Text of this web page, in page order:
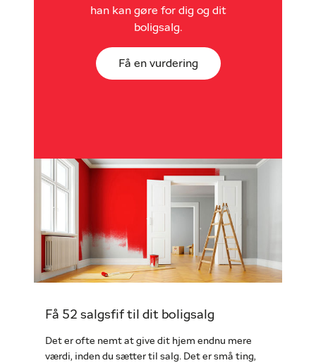
han kan gøre for dig og dit
boligsalg.
Få en vurdering
Få 52 salgsfif til dit boligsalg
Det er ofte nemt at give dit hjem endnu mere
værdi, inden du sætter til salg. Det er små ting,